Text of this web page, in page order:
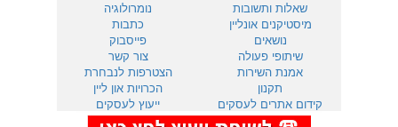
נומרולוגיה
שאלות ותשובות
כתבות
מיסטיקנים אונליין
פייסבוק
נושאים
צור קשר
שיתופי פעולה
הצטרפות לנבחרת
אמנת השירות
הכרויות און ליין
תקנון
ייעוץ לעסקים
קידום אתרים לעסקים
מענה טלפוני 24 שעות
901